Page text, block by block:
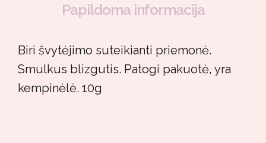
Papildoma informacija
Biri švytėjimo suteikianti priemonė.
Smulkus blizgutis. Patogi pakuotė, yra
kempinėlė. 10g